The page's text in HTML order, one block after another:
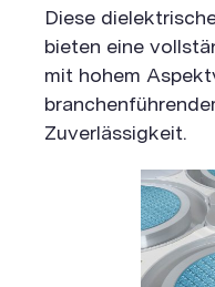
Diese
bieten eine
mit hohem
Zuverlässigkeit.